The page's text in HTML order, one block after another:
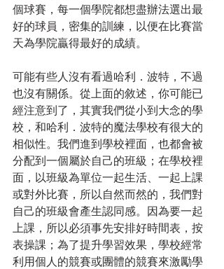
個球賽，每一個學院都想盡辦法選出最
好的球員，密集的訓練，以便在比賽當
天為學院贏得最好的成績。
可能有些人沒有看過哈利．波特，不過
也沒有關係。從上面的敘述，你可能已
經注意到了，其實我們從小到大念的學
校，和哈利．波特的魔法學校有很大的
相似性。我們進到學校裡面，也都會被
分配到一個屬於自己的班級；在學校裡
面，以班級為單位一起生活、一起上課
或對外比賽，所以自然而然的，我們對
自己的班級會產生認同感。因為要一起
上課，所以必須事先安排好時間表，按
表操課；為了提升學習效果，學校經常
利用個人的競賽或團體的競賽來激勵學